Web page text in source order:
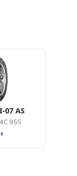
07 AS
95S
€